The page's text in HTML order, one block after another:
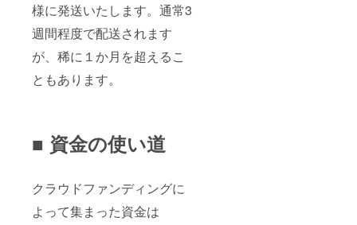
様に発送いたします。通常3
週間程度で配送されます
が、稀に１か月を超えるこ
ともあります。
■ 資金の使い道
クラウドファンディングに
よって集まった資金は